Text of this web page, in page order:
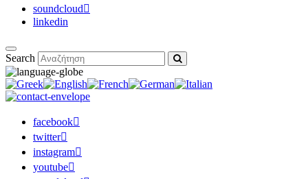
soundcloud
linkedin
Search
facebook
twitter
instagram
youtube